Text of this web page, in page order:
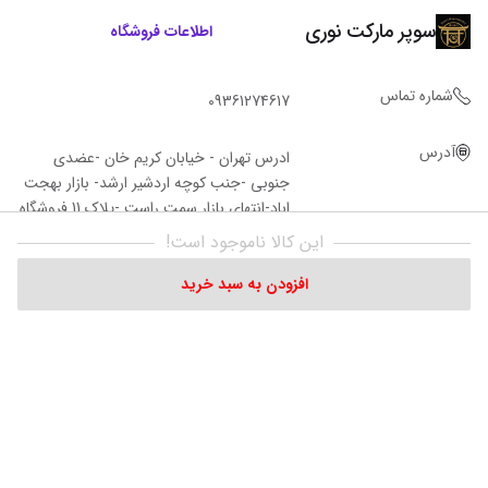
این کالا ناموجود است!
افزودن به سبد خرید
سوپر مارکت نوری اطلاعات فروشگاه
شماره تماس 09361274617
آدرس
ادرس تهران - خیابان کریم خان -عضدی
جنوبی -جنب کوچه اردشیر ارشد- بازار بهجت
اباد-انتهای بازار سمت راست -پلاک 11 فروشگاه‌
نوری